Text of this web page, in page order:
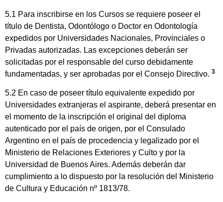
5.1 Para inscribirse en los Cursos se requiere poseer el
título de Dentista, Odontólogo o Doctor en Odontología
expedidos por Universidades Nacionales, Provinciales o
Privadas autorizadas. Las excepciones deberán ser
solicitadas por el responsable del curso debidamente
fundamentadas, y ser aprobadas por el Consejo Directivo. 3
5.2 En caso de poseer título equivalente expedido por
Universidades extranjeras el aspirante, deberá presentar en
el momento de la inscripción el original del diploma
autenticado por el país de origen, por el Consulado
Argentino en el país de procedencia y legalizado por el
Ministerio de Relaciones Exteriores y Culto y por la
Universidad de Buenos Aires. Además deberán dar
cumplimiento a lo dispuesto por la resolución del Ministerio
de Cultura y Educación nº 1813/78.